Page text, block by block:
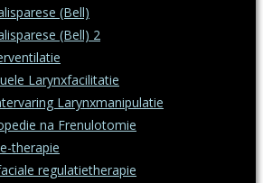
(Bell)
(Bell) 2
Larynxfacilitatie
Larynxmanipulatie
na Frenulotomie
therapie
regulatietherapie